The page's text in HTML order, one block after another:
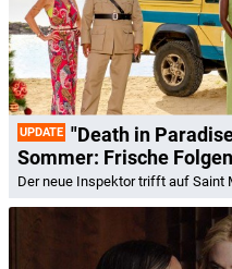
UPDATE "Death in
Sommer: Frische
Der neue Inspektor trifft auf Saint